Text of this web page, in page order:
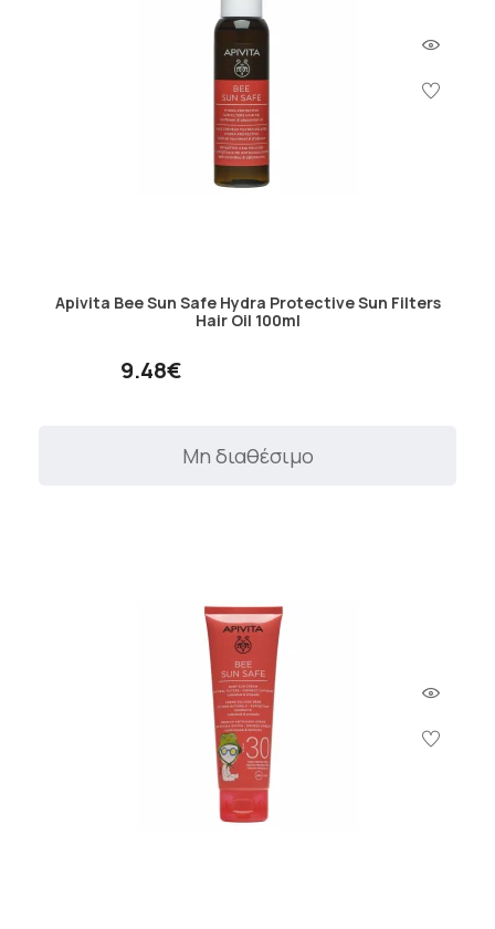
Apivita Bee Sun Safe Hydra Protective Sun Filters
Hair Oil 100ml
9.48€
Μη διαθέσιμο